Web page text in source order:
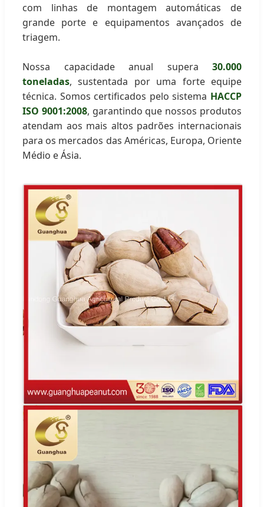
com linhas de montagem automáticas de
grande porte e equipamentos avançados de
triagem.
Nossa capacidade anual supera 30.000
toneladas, sustentada por uma forte equipe
técnica. Somos certificados pelo sistema HACCP
ISO 9001:2008, garantindo que nossos produtos
atendam aos mais altos padrões internacionais
para os mercados das Américas, Europa, Oriente
Médio e Ásia.